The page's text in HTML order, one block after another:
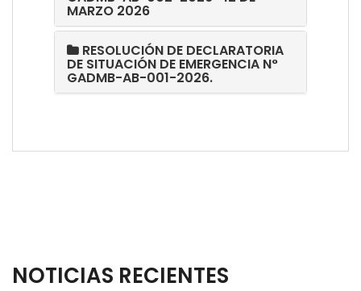
MARZO 2026
RESOLUCIÓN DE DECLARATORIA
DE SITUACIÓN DE EMERGENCIA N°
GADMB-AB-001-2026.
NOTICIAS RECIENTES